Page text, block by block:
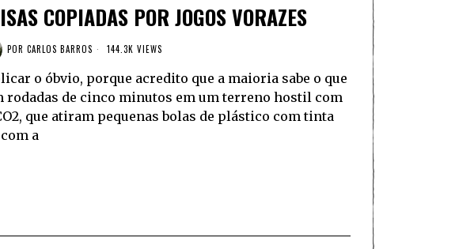
COPIADAS POR JOGOS VORAZES
POR CARLOS BARROS 144.3K VIEWS
o óbvio, porque acredito que a maioria sabe o que
rodadas de cinco minutos em um terreno hostil com
que atiram pequenas bolas de plástico com tinta
a